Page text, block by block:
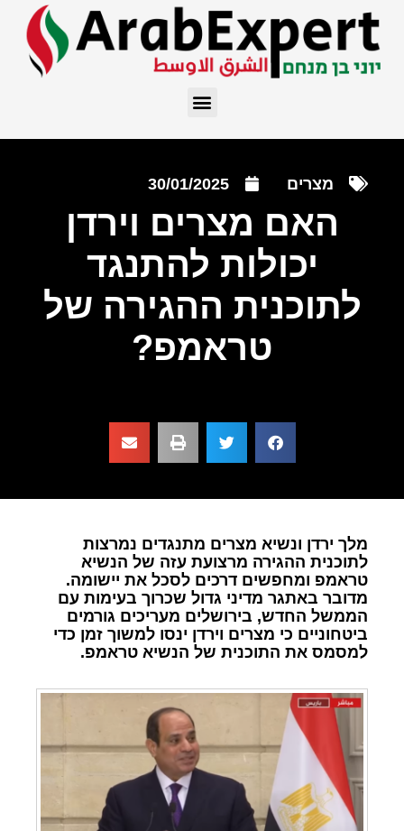
מצרים 30/01/2025
האם מצרים וירדן
יכולות להתנגד
לתוכנית ההגירה של
טראמפ?
מלך ירדן ונשיא מצרים מתנגדים נמרצות
לתוכנית ההגירה מרצועת עזה של הנשיא
טראמפ ומחפשים דרכים לסכל את יישומה.
מדובר באתגר מדיני גדול שכרוך בעימות עם
הממשל החדש, בירושלים מעריכים גורמים
ביטחוניים כי מצרים וירדן ינסו למשוך זמן כדי
למסמס את התוכנית של הנשיא טראמפ.